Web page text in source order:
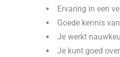
Ervaring in een
Goede kennis
Je werkt
Je kunt goed